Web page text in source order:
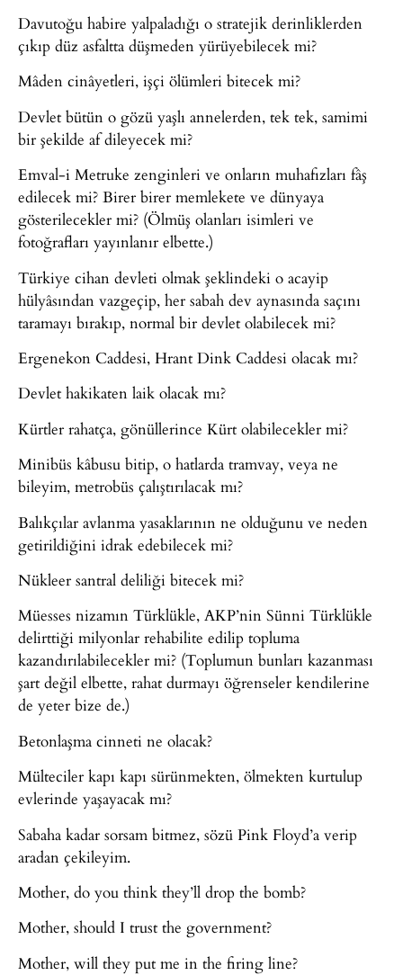
Davutoğu habire yalpaladığı o stratejik derinliklerden
çıkıp düz asfaltta düşmeden yürüyebilecek mi?
Mâden cinâyetleri, işçi ölümleri bitecek mi?
Devlet bütün o gözü yaşlı annelerden, tek tek, samimi
bir şekilde af dileyecek mi?
Emval-i Metruke zenginleri ve onların muhafızları fâş
edilecek mi? Birer birer memlekete ve dünyaya
gösterilecekler mi? (Ölmüş olanları isimleri ve
fotoğrafları yayınlanır elbette.)
Türkiye cihan devleti olmak şeklindeki o acayip
hülyâsından vazgeçip, her sabah dev aynasında saçını
taramayı bırakıp, normal bir devlet olabilecek mi?
Ergenekon Caddesi, Hrant Dink Caddesi olacak mı?
Devlet hakikaten laik olacak mı?
Kürtler rahatça, gönüllerince Kürt olabilecekler mi?
Minibüs kâbusu bitip, o hatlarda tramvay, veya ne
bileyim, metrobüs çalıştırılacak mı?
Balıkçılar avlanma yasaklarının ne olduğunu ve neden
getirildiğini idrak edebilecek mi?
Nükleer santral deliliği bitecek mi?
Müesses nizamın Türklükle, AKP’nin Sünni Türklükle
delirttiği milyonlar rehabilite edilip topluma
kazandırılabilecekler mi? (Toplumun bunları kazanması
şart değil elbette, rahat durmayı öğrenseler kendilerine
de yeter bize de.)
Betonlaşma cinneti ne olacak?
Mülteciler kapı kapı sürünmekten, ölmekten kurtulup
evlerinde yaşayacak mı?
Sabaha kadar sorsam bitmez, sözü Pink Floyd’a verip
aradan çekileyim.
Mother, do you think they’ll drop the bomb?
Mother, should I trust the government?
Mother, will they put me in the firing line?